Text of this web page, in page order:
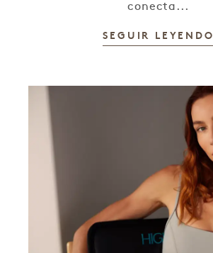
conecta...
SEGUIR LEYENDO